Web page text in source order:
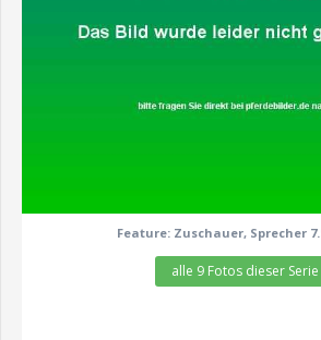
Feature: Zuschauer, Sprecher
alle 9 Fotos dieser Serie